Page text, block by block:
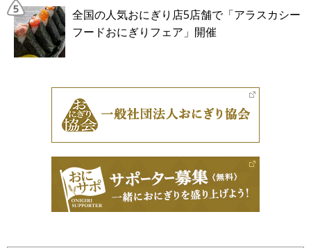
全国の人気おにぎり店5店舗で「アラスカシー
フードおにぎりフェア」開催